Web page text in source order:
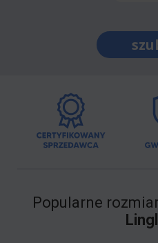
Popularne